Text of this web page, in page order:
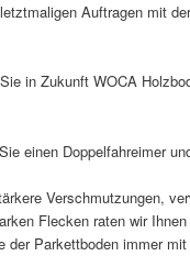
Auftragen mit
in Zukunft WOCA
einen Doppelfahreimer
Verschmutzungen,
Flecken raten wir
Parkettboden immer